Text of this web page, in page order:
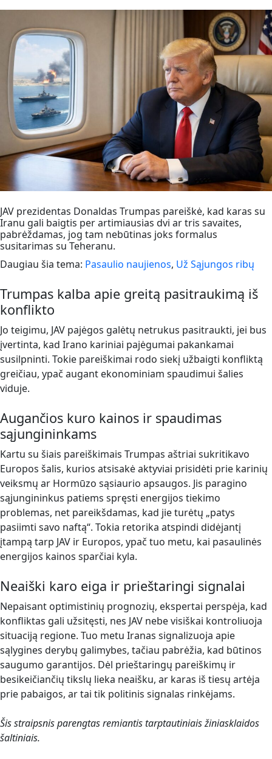
JAV prezidentas Donaldas Trumpas pareiškė, kad karas su
Iranu gali baigtis per artimiausias dvi ar tris savaites,
pabrėždamas, jog tam nebūtinas joks formalus
susitarimas su Teheranu.
Daugiau šia tema: Pasaulio naujienos, Už Sąjungos ribų
Trumpas kalba apie greitą pasitraukimą iš
konflikto
Jo teigimu, JAV pajėgos galėtų netrukus pasitraukti, jei bus
įvertinta, kad Irano kariniai pajėgumai pakankamai
susilpninti. Tokie pareiškimai rodo siekį užbaigti konfliktą
greičiau, ypač augant ekonominiam spaudimui šalies
viduje.
Augančios kuro kainos ir spaudimas
sąjungininkams
Kartu su šiais pareiškimais Trumpas aštriai sukritikavo
Europos šalis, kurios atsisakė aktyviai prisidėti prie karinių
veiksmų ar Hormūzo sąsiaurio apsaugos. Jis paragino
sąjungininkus patiems spręsti energijos tiekimo
problemas, net pareikšdamas, kad jie turėtų „patys
pasiimti savo naftą“. Tokia retorika atspindi didėjantį
įtampą tarp JAV ir Europos, ypač tuo metu, kai pasaulinės
energijos kainos sparčiai kyla.
Neaiški karo eiga ir prieštaringi signalai
Nepaisant optimistinių prognozių, ekspertai perspėja, kad
konfliktas gali užsitęsti, nes JAV nebe visiškai kontroliuoja
situaciją regione. Tuo metu Iranas signalizuoja apie
sąlygines derybų galimybes, tačiau pabrėžia, kad būtinos
saugumo garantijos. Dėl prieštaringų pareiškimų ir
besikeičiančių tikslų lieka neaišku, ar karas iš tiesų artėja
prie pabaigos, ar tai tik politinis signalas rinkėjams.
Šis straipsnis parengtas remiantis tarptautiniais žiniasklaidos
šaltiniais.